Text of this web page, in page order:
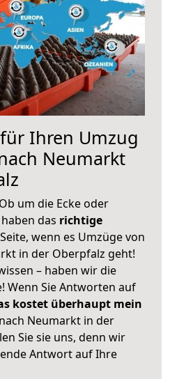
Ihren Umzug
Neumarkt
um die Ecke oder
das richtige
wenn es Umzüge von
in der Oberpfalz geht!
– haben wir die
Wenn Sie Antworten auf
kostet überhaupt mein
Neumarkt in der
Sie sie uns, denn wir
Antwort auf Ihre